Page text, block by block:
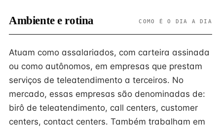
Ambiente e rotina COMO É O DIA A DIA
Atuam como assalariados, com carteira assinada
ou como autônomos, em empresas que prestam
serviços de teleatendimento a terceiros. No
mercado, essas empresas são denominadas de:
birô de teleatendimento, call centers, customer
centers, contact centers. Também trabalham em